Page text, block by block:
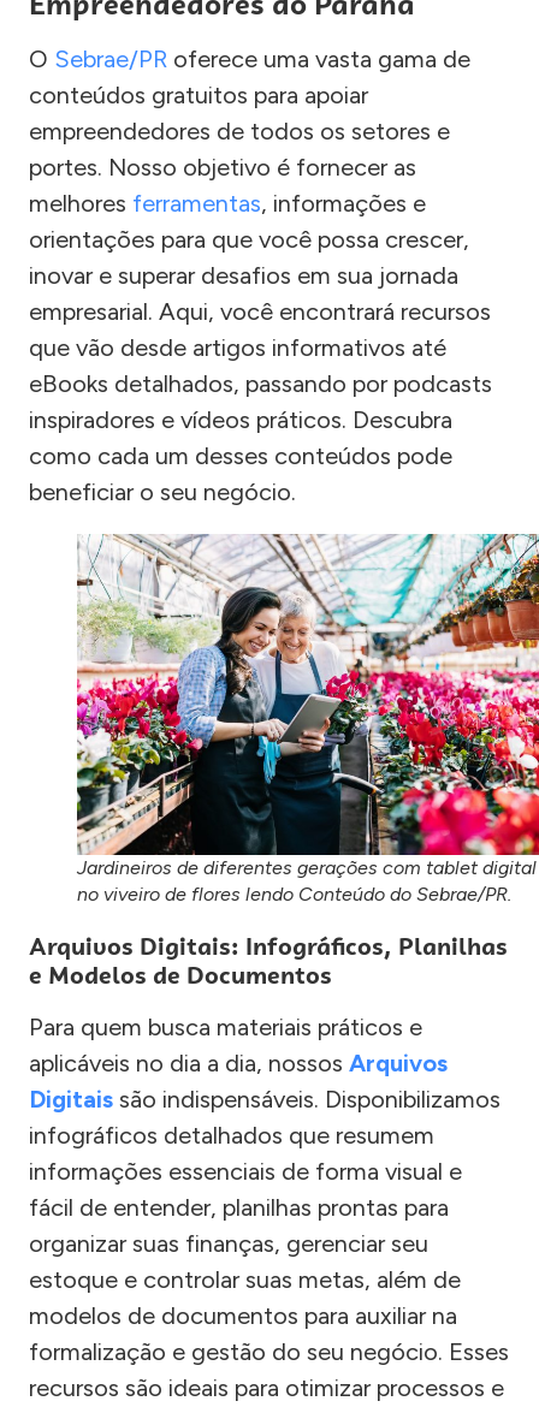
O Sebrae/PR oferece uma vasta gama de
conteúdos gratuitos para apoiar
empreendedores de todos os setores e
portes. Nosso objetivo é fornecer as
melhores ferramentas, informações e
orientações para que você possa crescer,
inovar e superar desafios em sua jornada
empresarial. Aqui, você encontrará recursos
que vão desde artigos informativos até
eBooks detalhados, passando por podcasts
inspiradores e vídeos práticos. Descubra
como cada um desses conteúdos pode
beneficiar o seu negócio.
Jardineiros de diferentes gerações com tablet digital
no viveiro de flores lendo Conteúdo do Sebrae/PR.
Arquivos Digitais: Infográficos, Planilhas
e Modelos de Documentos
Para quem busca materiais práticos e
aplicáveis no dia a dia, nossos Arquivos
Digitais são indispensáveis. Disponibilizamos
infográficos detalhados que resumem
informações essenciais de forma visual e
fácil de entender, planilhas prontas para
organizar suas finanças, gerenciar seu
estoque e controlar suas metas, além de
modelos de documentos para auxiliar na
formalização e gestão do seu negócio. Esses
recursos são ideais para otimizar processos e